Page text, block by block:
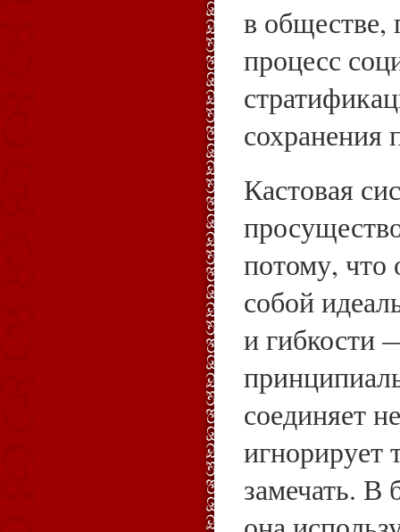
в
процесс
сохранения
Кастовая
потому, что
собой
и гибкости
соединяет
игнорирует
замечать. В